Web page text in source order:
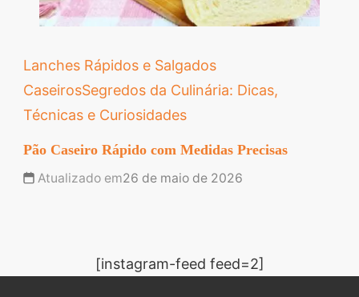
Lanches Rápidos e Salgados
CaseirosSegredos da Culinária: Dicas,
Técnicas e Curiosidades
Pão Caseiro Rápido com Medidas Precisas
Atualizado em26 de maio de 2026
[instagram-feed feed=2]